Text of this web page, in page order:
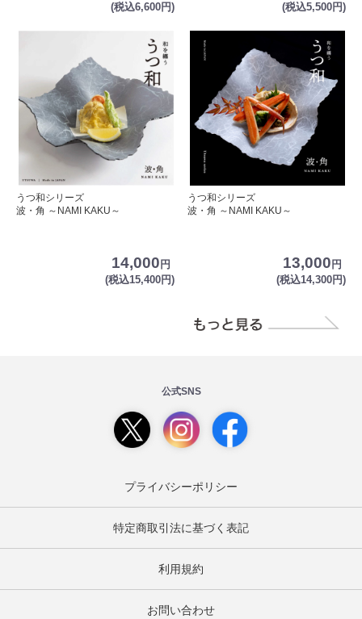
(税込6,600円)
(税込5,500円)
うつ和シリーズ
波・角 ～NAMI KAKU～
14,000円
(税込15,400円)
うつ和シリーズ
波・角 ～NAMI KAKU～
13,000円
(税込14,300円)
公式SNS
プライバシーポリシー
特定商取引法に基づく表記
利用規約
お問い合わせ